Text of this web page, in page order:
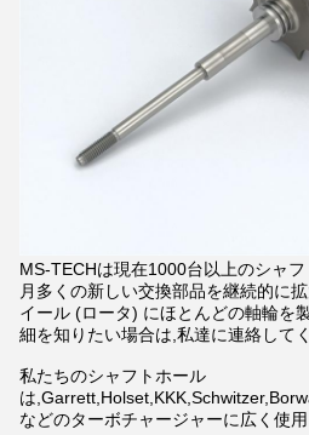
MS-TECHは現在1000台以上のシャ
月多くの新しい交換部品を継続的に
イール (ロータ) にほとんどの軸輪を
細を知りたい場合は,私達に連絡して
私たちのシャフトホール
は
などのターボチャージャーに広く使